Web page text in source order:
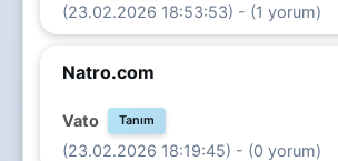
(23.02.2026 18:53:53) - (1 yorum)
Natro.com
Vato Tanım
(23.02.2026 18:19:45) - (0 yorum)